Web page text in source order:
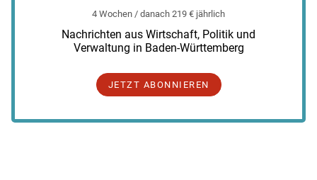
4 Wochen / danach 219 € jährlich
Nachrichten aus Wirtschaft, Politik und
Verwaltung in Baden-Württemberg
JETZT ABONNIEREN